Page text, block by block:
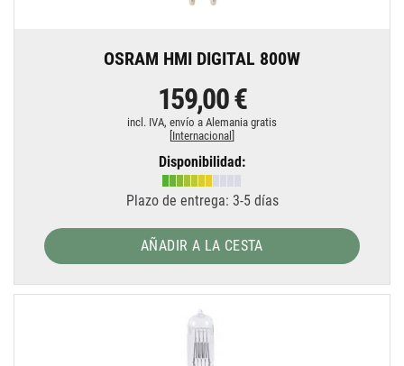
OSRAM HMI DIGITAL 800W
159,00 €
incl. IVA, envío a Alemania gratis
Internacional
Disponibilidad:
Plazo de entrega: 3-5 días
AÑADIR A LA CESTA